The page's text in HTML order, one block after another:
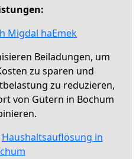
Migdal haEmek
Beiladungen, um
zu sparen und
zu reduzieren,
von Gütern in Bochum
Haushaltsauflösung in